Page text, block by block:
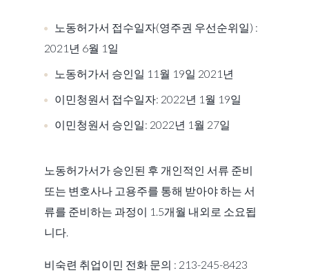
노동허가서 접수일자(영주권 우선순위일) :
2021년 6월 1일
노동허가서 승인일 11월 19일 2021년
이민청원서 접수일자: 2022년 1월 19일
이민청원서 승인일: 2022년 1월 27일
노동허가서가 승인된 후 개인적인 서류 준비
또는 변호사나 고용주를 통해 받아야 하는 서
류를 준비하는 과정이 1.5개월 내외로 소요됩
니다.
비숙련 취업이민 전화 문의 : 213-245-8423